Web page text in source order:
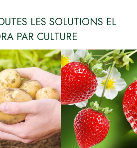
LES SOLUTIONS EL
PAR CULTURE